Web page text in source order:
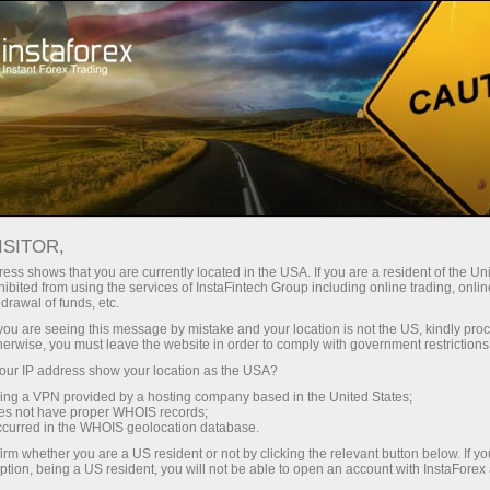
С InstaForex вы получаете
конкурентным возможностям:
кредитное плечо до 1:5000, одни
из лучших спредов и комиссий
на рынке, а также
привлекательные условия для
торговли акциями и индексами
Минимальные
Бонус 30%
на каждый депозит
Скорость
в трейдинге и на трассе
shows that you are currently located in the USA. If you are a resident of the
from using the services of InstaFintech Group including online trading,
of funds, etc.
are seeing this message by mistake and your location is not the US, kindly
you must leave the website in order to comply with government
IP address show your location as the USA?
a VPN provided by a hosting company based in the United States;
not have proper WHOIS records;
in the WHOIS geolocation database.
whether you are a US resident or not by clicking the relevant button below. If
being a US resident, you will not be able to open an account with InstaForex